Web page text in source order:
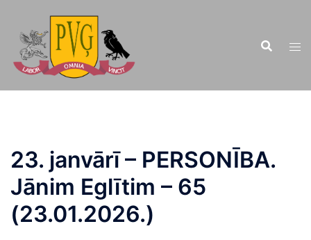
saturu
23. janvārī – PERSONĪBA.
Jānim Eglītim – 65
(23.01.2026.)